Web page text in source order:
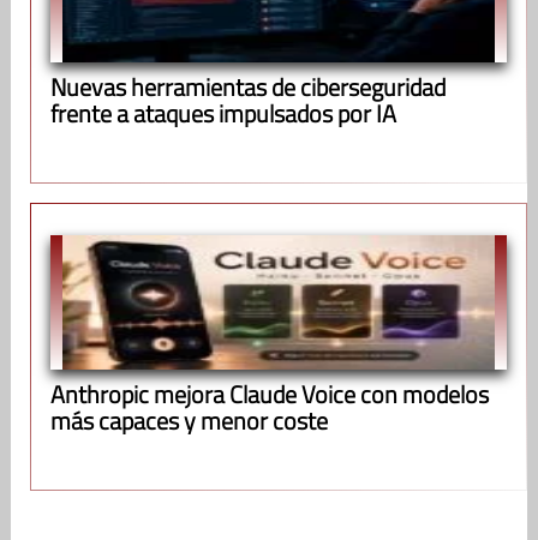
Nuevas herramientas de ciberseguridad
frente a ataques impulsados por IA
Anthropic mejora Claude Voice con modelos
más capaces y menor coste